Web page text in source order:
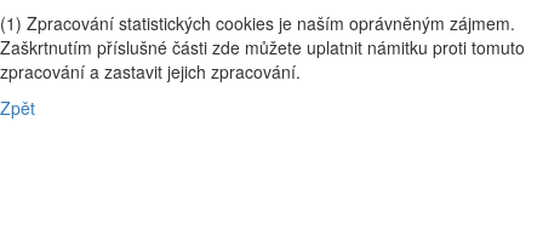
(1) Zpracování statistických cookies je naším oprávněným zájmem.
Zaškrtnutím příslušné části zde můžete uplatnit námitku proti tomuto
zpracování a zastavit jejich zpracování.
Zpět